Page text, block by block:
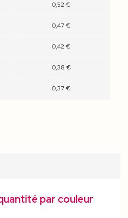
0,52 €
0,47 €
0,42 €
0,38 €
0,37 €
par couleur